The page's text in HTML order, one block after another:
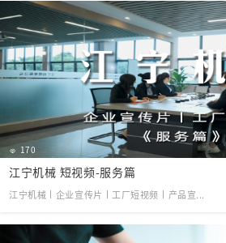
170
江宁机械 短视频-服务篇
江宁机械丨企业宣传片丨工厂短视频丨产品宣...